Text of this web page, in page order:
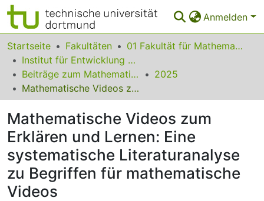
Anmelden
Bereiche & Sammlungen
Das gesamte Repositorium
Statistiken
FAQ
Leitlinien
Zurück zur Startseite
Startseite Fakultäten
01 Fakultät für Mathematik
Institut für Entwicklung und Erforschung des Mathematikunterrichts
Beiträge zum Mathematikunterricht
2025
Mathematische Videos zum Erklären und Lernen: Eine systematische Literaturanalyse zu Begriffen für mathematische Videos
Mathematische Videos zum
Erklären und Lernen: Eine
systematische Literaturanalyse
zu Begriffen für mathematische
Videos